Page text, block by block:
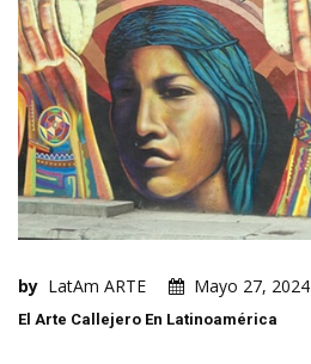
by LatAm ARTE Mayo 27, 2024
El Arte Callejero En Latinoamérica